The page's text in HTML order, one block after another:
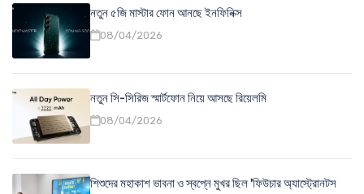
নতুন ৫জি মাস্টার ফোন আনছে ইনফিনিক্স
08/04/2026
নতুন সি-সিরিজ স্মার্টফোন নিয়ে আসছে রিয়েলমি
08/04/2026
শিশুদের মহাকাশ ভাবনা ও স্বপ্নে মুখর ছিল 'ফিউচার অ্যাস্ট্রোনটস